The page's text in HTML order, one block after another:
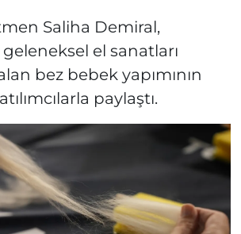
Saliha Demiral,
el sanatları
bez bebek yapımının
paylaştı.